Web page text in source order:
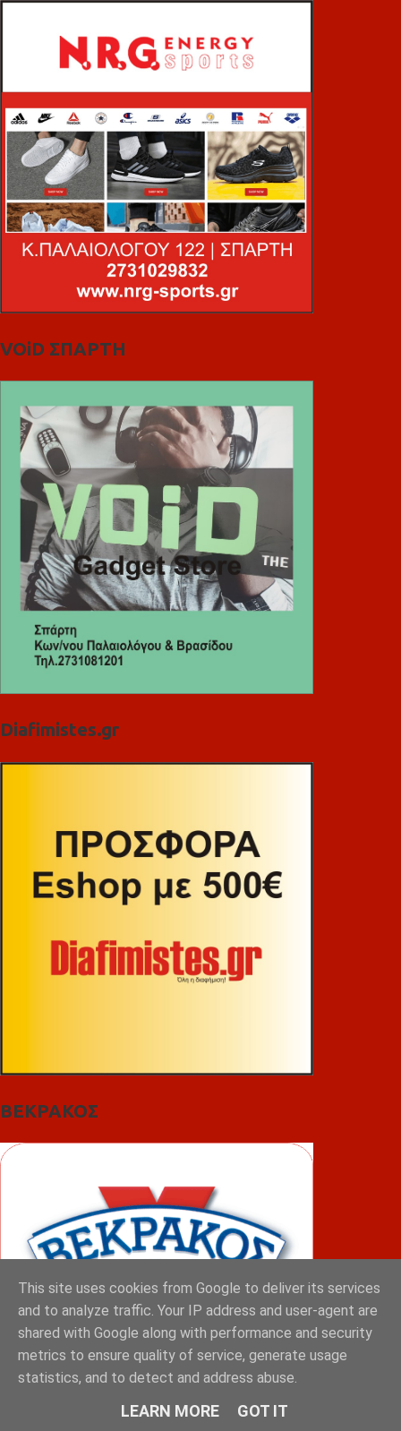
VOiD ΣΠΑΡΤΗ
Diafimistes.gr
ΒΕΚΡΑΚΟΣ
This site uses cookies from Google to deliver its services
and to analyze traffic. Your IP address and user-agent are
shared with Google along with performance and security
metrics to ensure quality of service, generate usage
statistics, and to detect and address abuse.
LEARN MORE GOT IT